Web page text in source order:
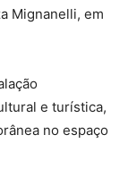
Mignanelli, em
e turística,
no espaço